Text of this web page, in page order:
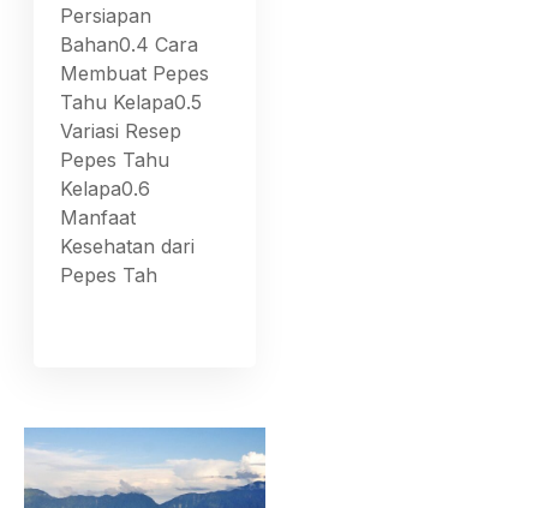
Persiapan
Bahan0.4 Cara
Membuat Pepes
Tahu Kelapa0.5
Variasi Resep
Pepes Tahu
Kelapa0.6
Manfaat
Kesehatan dari
Pepes Tah